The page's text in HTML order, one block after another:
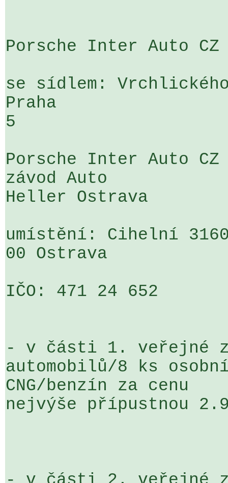
Porsche Inter Auto
se sídlem:
Praha
5
Porsche Inter Auto
závod Auto
Heller Ostrava
umístění: Cihelní
00 Ostrava
IČO: 471 24 652
- v části 1. veřejné
automobilů/8 ks
CNG/benzín za cenu
nejvýše přípustnou